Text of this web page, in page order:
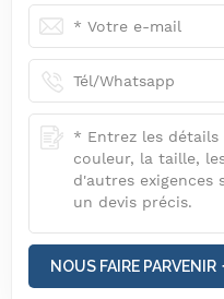
NOUS FAIRE PARVENIR